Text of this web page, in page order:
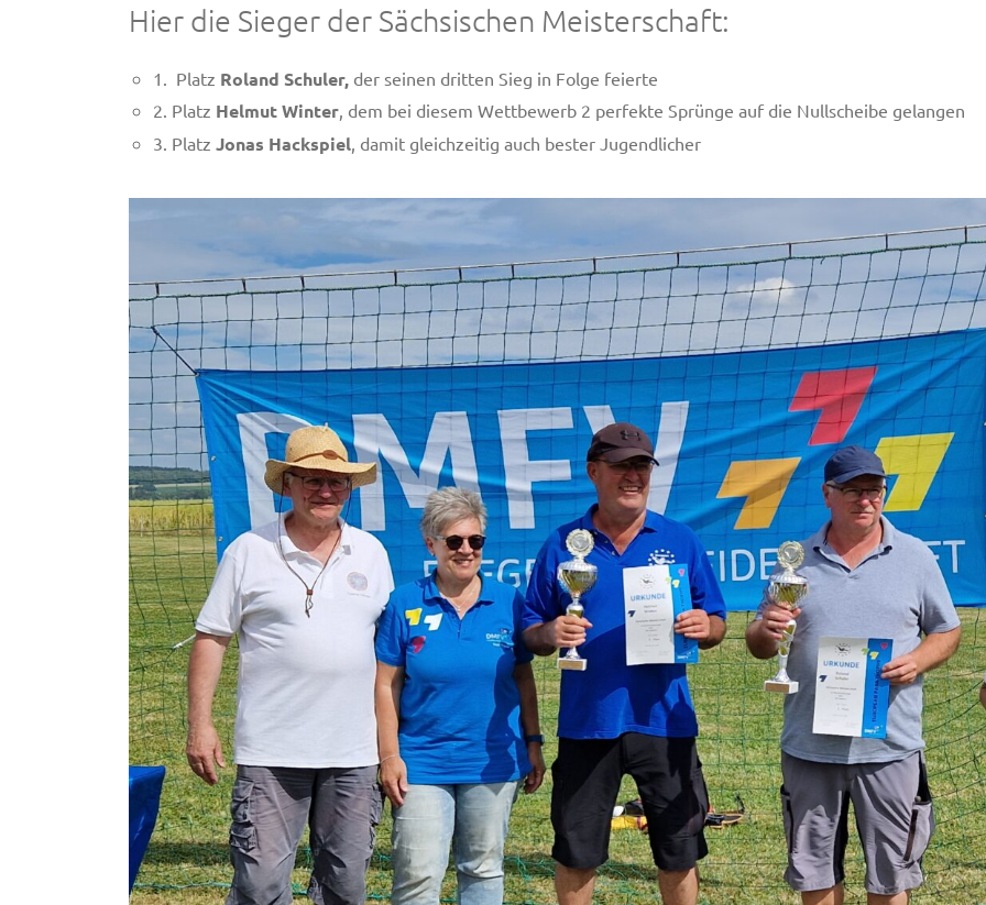
Hier die Sieger der Sächsischen Meisterschaft:
1. Platz Roland Schuler, der seinen dritten Sieg in Folge feierte
2. Platz Helmut Winter, dem bei diesem Wettbewerb 2 perfekte Sprünge auf die Nullscheibe gelangen
3. Platz Jonas Hackspiel , damit gleichzeitig auch bester Jugendlicher